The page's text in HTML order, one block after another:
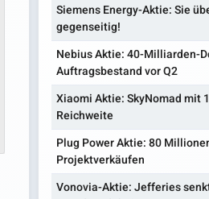
Siemens Energy-Aktie: Sie
gegenseitig!
Nebius Aktie: 40-Milliarden-
Auftragsbestand vor Q2
Xiaomi Aktie: SkyNomad mit
Reichweite
Plug Power Aktie: 80
Projektverkäufen
Vonovia-Aktie: Jefferies